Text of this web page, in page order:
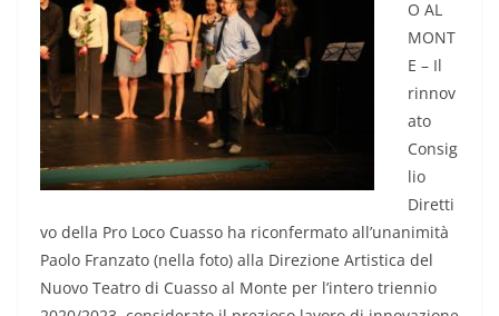
O AL
MONT
E – Il
rinnov
ato
Consig
lio
Diretti
vo della Pro Loco Cuasso ha riconfermato all’unanimità
Paolo Franzato (nella foto) alla Direzione Artistica del
Nuovo Teatro di Cuasso al Monte per l’intero triennio